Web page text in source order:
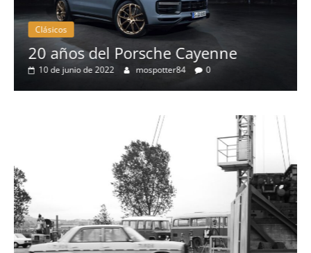
Clásicos
20 años del Porsche Cayenne
10 de junio de 2022 mospotter84